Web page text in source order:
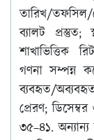
তারিখ/
ব্যালট প্রস্তুত;
শাখাভিত্তিক
গণনা সম্পন্ন
ব্যবহৃত/
প্রেরণ;
৩৫–৪১. অন্যান্য